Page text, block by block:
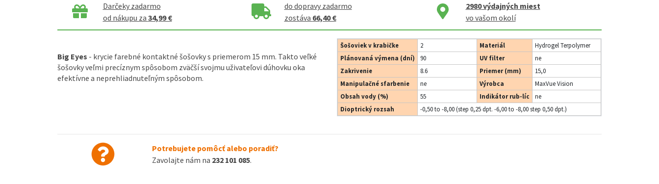
Darčeky zadarmo
od nákupu za 34,99 €
do dopravy zadarmo
zostáva 66,40 €
2980výdajných miest
vo vašom okolí
Big Eyes - krycie farebné kontaktné šošovky s priemerom 15 mm. Takto veľké
šošovky veľmi precíznym spôsobom zväčší svojmu uživateľovi dúhovku oka
efektívne a neprehliadnuteľným spôsobom.
Šošoviek v krabičke 2 Materiál
Hydrogel Terpolymer
Plánovaná výmena (dní)
90 UV filter
ne
Zakrivenie
8.6 Priemer (mm)
15,0
Manipulačné sfarbenie
ne Výrobca
MaxVue Vision
Obsah vody (%)
55 Indikátor rub-líc
ne
Dioptrický rozsah
-0,50 to -8,00 (step 0,25 dpt. -6,00 to -8,00 step 0,50 dpt.)
Potrebujete pomôcť alebo poradiť?
Zavolajte nám na 232 101 085.